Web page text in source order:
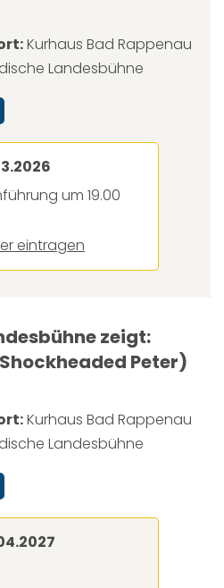
Kurhaus Bad Rappenau
Landesbühne
um 19.00
eintragen
zeigt:
Peter)
Kurhaus Bad Rappenau
Landesbühne